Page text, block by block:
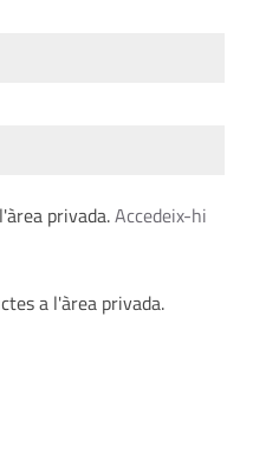
privada.Accedeix-hi
a l'àrea privada.